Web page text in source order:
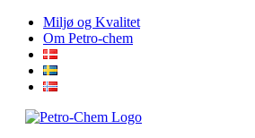
Skip
content
Miljø og Kvalitet
Om Petro-chem